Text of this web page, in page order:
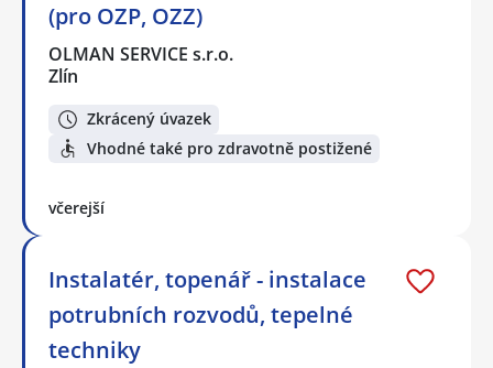
(pro OZP, OZZ)
OLMAN SERVICE s.r.o.
Zlín
Zkrácený úvazek
Vhodné také pro zdravotně postižené
včerejší
Instalatér, topenář - instalace
potrubních rozvodů, tepelné
techniky